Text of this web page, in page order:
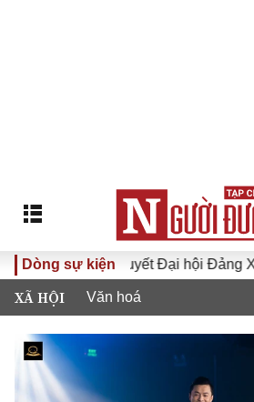
Dòng sự kiện
Nghị quyết Đại hội Đảng XIV vào
XÃ HỘI Văn hoá